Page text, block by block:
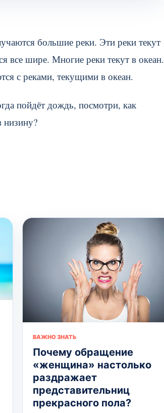
большие реки. Эти реки текут
все шире. Многие реки текут в океан.
с реками, текущими в океан.
пойдёт дождь, посмотри, как
низину?
ВАЖНО ЗНАТЬ
Почему обращение
«женщина» настолько
раздражает
представительниц
прекрасного пола?